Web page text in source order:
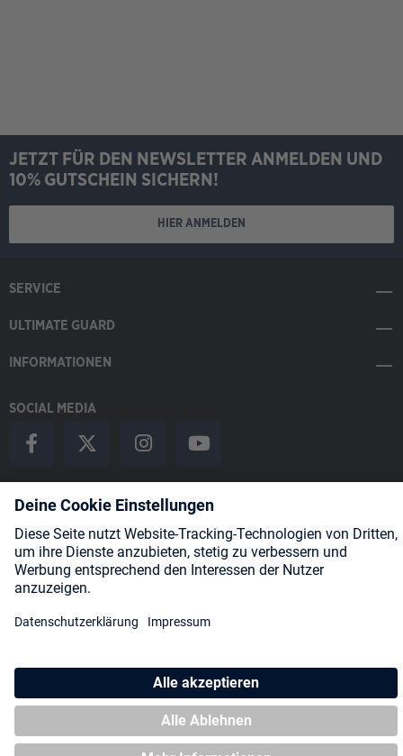
JETZT FÜR DEN NEWSLETTER ANMELDEN UND
10% GUTSCHEIN SICHERN!
HIER ANMELDEN
SERVICE
ULTIMATE GUARD
INFORMATIONEN
SOCIAL MEDIA
Payment Methods
Shipping
* Alle Preise inkl. gesetzl. Mehrwertsteuer zzgl.Versandkostenund
ggf. Nachnahmegebühren, wenn nicht anders angegeben.